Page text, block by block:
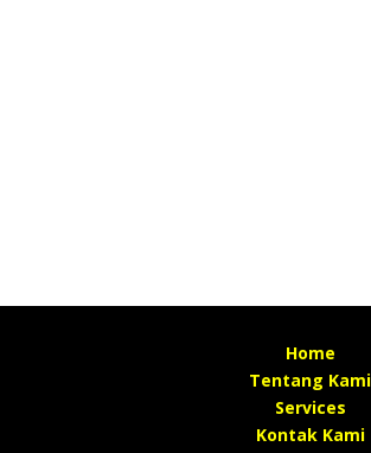
Home
Tentang Kami
Services
Kontak Kami